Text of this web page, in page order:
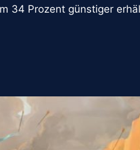
34 Prozent günstiger